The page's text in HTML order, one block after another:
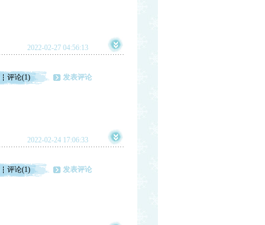
2022-02-27 04:56:13
评论(1) 发表评论
2022-02-24 17:06:33
评论(1) 发表评论